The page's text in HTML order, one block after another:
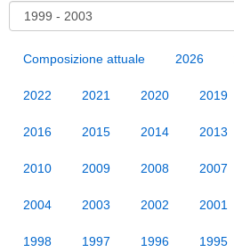
Composizione attuale 2026
2022 2021 2020 2019
2016 2015 2014 2013
2010 2009 2008 2007
2004 2003 2002 2001
1998 1997 1996 1995